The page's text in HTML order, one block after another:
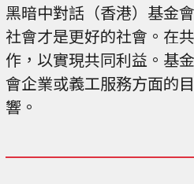
黑暗中對話（香港）基金
社會才是更好的社會。在
作，以實現共同利益。基
會企業或義工服務方面的
響。